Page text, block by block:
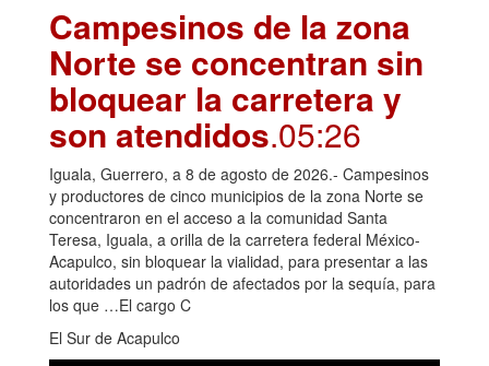
Campesinos de la zona
Norte se concentran sin
bloquear la carretera y
son atendidos.05:26
Iguala, Guerrero, a 8 de agosto de 2026.- Campesinos
y productores de cinco municipios de la zona Norte se
concentraron en el acceso a la comunidad Santa
Teresa, Iguala, a orilla de la carretera federal México-
Acapulco, sin bloquear la vialidad, para presentar a las
autoridades un padrón de afectados por la sequía, para
los que …El cargo C
El Sur de Acapulco